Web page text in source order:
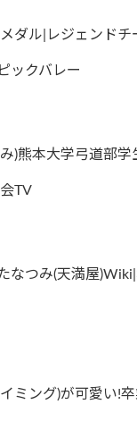
ダル|レジェンドチ
ックバレー
)熊本大学弓道部
TV
なつみ(天満屋
ミング)が可愛い!